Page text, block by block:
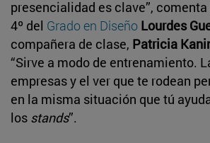
presencialidad es clave”,
4º del Grado en Diseño Lourdes
compañera de clase, Patricia
“Sirve a modo de entrenamiento.
empresas y el ver que te rodean
en la misma situación que tú
los stands”.